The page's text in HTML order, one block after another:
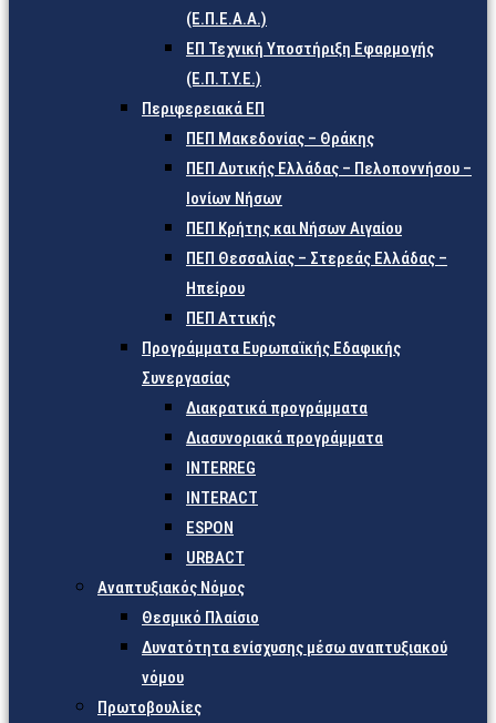
(Ε.Π.Ε.Α.Α.)
ΕΠ Τεχνική Υποστήριξη Εφαρμογής
(Ε.Π.Τ.Υ.Ε.)
Περιφερειακά ΕΠ
ΠΕΠ Μακεδονίας – Θράκης
ΠΕΠ Δυτικής Ελλάδας – Πελοποννήσου –
Ιονίων Νήσων
ΠΕΠ Κρήτης και Νήσων Αιγαίου
ΠΕΠ Θεσσαλίας – Στερεάς Ελλάδας –
Ηπείρου
ΠΕΠ Αττικής
Προγράμματα Ευρωπαϊκής Εδαφικής
Συνεργασίας
Διακρατικά προγράμματα
Διασυνοριακά προγράμματα
INTERREG
INTERACT
ESPON
URBACT
Αναπτυξιακός Νόμος
Θεσμικό Πλαίσιο
Δυνατότητα ενίσχυσης μέσω αναπτυξιακού
νόμου
Πρωτοβουλίες